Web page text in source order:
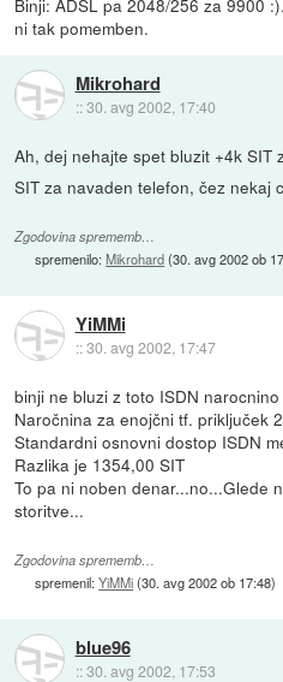
Binji: ADSL pa 2048/256 za 9900
ni tak pomemben.
Mikrohard
::30. avg 2002, 17:40
Ah, dej nehajte spet bluzit +4k SIT
SIT za navaden telefon, čez nekaj
Zgodovina sprememb…
spremenilo:Mikrohard(30. avg 2002 ob
YiMMi
::30. avg 2002, 17:47
binji ne bluzi z toto ISDN
Naročnina za enojčni tf. priključek
Standardni osnovni dostop ISDN
Razlika je 1354,00 SIT
To pa ni noben denar...no...Glede
storitve...
Zgodovina sprememb…
spremenil:YiMMi(30. avg 2002 ob 17:48)
blue96
::30. avg 2002, 17:53